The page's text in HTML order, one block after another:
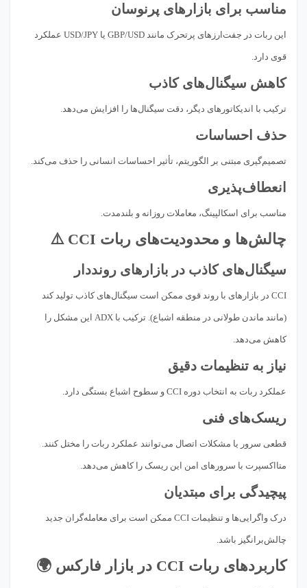
مناسب برای بازارهای پرنوسان
این ربات در جفت‌ارزهای پرتحرک مانند GBP/USD یا USD/JPY عملکرد
قوی دارد.
کاهش سیگنال‌های کاذب
ترکیب با اندیکاتورهای دیگر، دقت سیگنال‌ها را افزایش می‌دهد.
حذف احساسات
تصمیم‌گیری مبتنی بر الگوریتم، تأثیر احساسات انسانی را حذف می‌کند.
انعطاف‌پذیری
مناسب برای اسکالپینگ، معاملات روزانه و بلندمدت.
چالش‌ها و محدودیت‌های ربات CCI ⚠️
سیگنال‌های کاذب در بازارهای رونددار
CCI در بازارهای با روند قوی ممکن است سیگنال‌های کاذب تولید کند
(مانند ماندن طولانی در منطقه اشباع). ترکیب با ADX این مشکل را
کاهش می‌دهد.
نیاز به تنظیمات دقیق
عملکرد ربات به انتخاب دوره CCI و سطوح اشباع بستگی دارد.
ریسک‌های فنی
قطعی سرور یا مشکلات اتصال می‌توانند عملکرد ربات را مختل کنند.
متااکسپرت با سرورهای امن این ریسک را کاهش می‌دهد.
پیچیدگی برای مبتدیان
درک واگرایی‌ها و تنظیمات CCI ممکن است برای معامله‌گران جدید
چالش‌برانگیز باشد.
کاربردهای ربات CCI در بازار فارکس 🌍